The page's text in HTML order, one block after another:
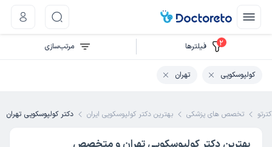
تخصص های پزشکی بهترین دکتر کولپوسکوپی ایران دکتر کولپوسکوپی تهران
2 فیلتر‌ها مرتب‌سازی
کولپوسکوپی تهران